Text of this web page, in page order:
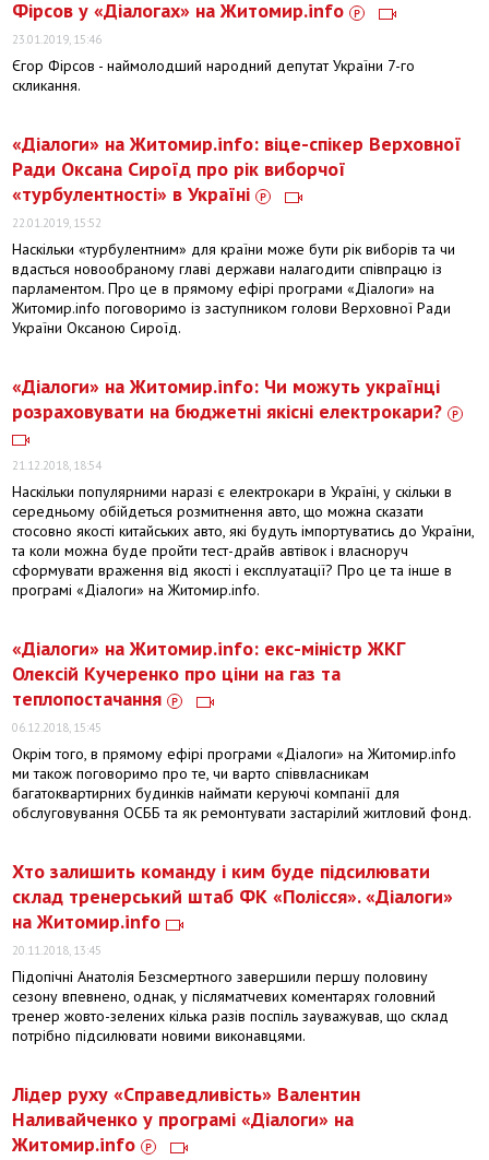
Фірсов у «Діалогах» на Житомир.info
23.01.2019, 15:46
Єгор Фірсов - наймолодший народний депутат України 7-го
скликання.
​«Діалоги» на Житомир.info: віце-спікер Верховної
Ради Оксана Сироїд про рік виборчої
«турбулентності» в Україні
22.01.2019, 15:52
Наскільки «турбулентним» для країни може бути рік виборів та чи
вдасться новообраному главі держави налагодити співпрацю із
парламентом. Про це в прямому ефірі програми «Діалоги» на
Житомир.info поговоримо із заступником голови Верховної Ради
України Оксаною Сироїд.
​«Діалоги» на Житомир.info: Чи можуть українці
розраховувати на бюджетні якісні електрокари?
21.12.2018, 18:54
Наскільки популярними наразі є електрокари в Україні, у скільки в
середньому обійдеться розмитнення авто, що можна сказати
стосовно якості китайських авто, які будуть імпортуватись до України,
та коли можна буде пройти тест-драйв автівок і власноруч
сформувати враження від якості і експлуатації? Про це та інше в
програмі «Діалоги» на Житомир.info.
«Діалоги» на Житомир.info: екс-міністр ЖКГ
Олексій Кучеренко про ціни на газ та
теплопостачання
06.12.2018, 15:45
Окрім того, в прямому ефірі програми «Діалоги» на Житомир.info
ми також поговоримо про те, чи варто співвласникам
багатоквартирних будинків наймати керуючі компанії для
обслуговування ОСББ та як ремонтувати застарілий житловий фонд.
Хто залишить команду і ким буде підсилювати
склад тренерський штаб ФК «Полісся». «Діалоги»
на Житомир.info
20.11.2018, 13:45
Підопічні Анатолія Безсмертного завершили першу половину
сезону впевнено, однак, у післяматчевих коментарях головний
тренер жовто-зелених кілька разів поспіль зауважував, що склад
потрібно підсилювати новими виконавцями.
​Лідер руху «Справедливість» Валентин
Наливайченко у програмі «Діалоги» на
Житомир.info